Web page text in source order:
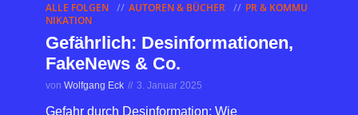
ALLE FOLGEN AUTOREN & BÜCHER
PR & KOMMU
NIKATION
Gefährlich: Desinformationen,
FakeNews & Co.
von Wolfgang Eck 3. Januar 2025
Gefahr durch Desinformation: Wie